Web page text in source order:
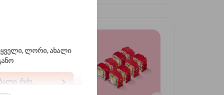
ბრინჯი, ნორი, ტობიკო ,
ლორი, ახალი
რძე,